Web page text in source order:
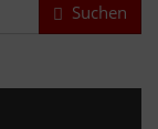
Suchen